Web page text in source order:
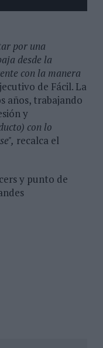
por una
desde la
con la manera
de Fácil. La
años, trabajando
y
con lo
recalca el
y punto de